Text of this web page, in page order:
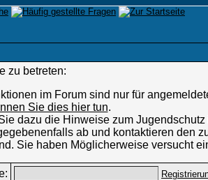
zu betreten:
im Forum sind nur für
Sie dies hier tun.
dazu die Hinweise zum
ab und kontaktieren den
Sie haben Möglicherweise versucht